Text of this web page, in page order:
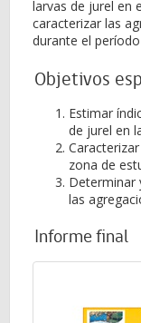
larvas de jurel en
caracterizar las
durante el
Objetivos
Estimar
de jurel en
zona de
Determinar
las
Informe final